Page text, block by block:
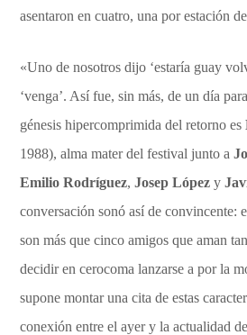
asentaron en cuatro, una por estación
«Uno de nosotros dijo ‘estaría guay
‘venga’. Así fue, sin más, de un día
génesis hipercomprimida del retorno es
1988), alma mater del festival junto a
Emilio Rodríguez,Josep López y
conversación sonó así de convincente:
son más que cinco amigos que aman
decidir en cerocoma lanzarse a por la
supone montar una cita de estas
conexión entre el ayer y la actualidad